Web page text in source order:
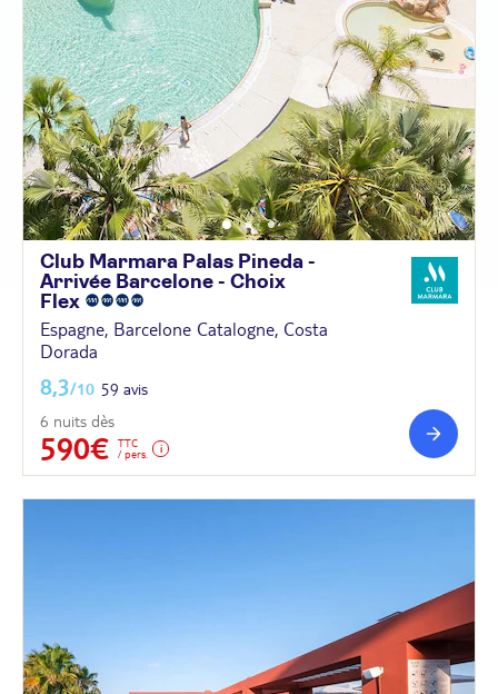
Club Marmara Palas Pineda -
Arrivée Barcelone - Choix
Flex
Espagne, Barcelone Catalogne, Costa
Dorada
8,3/10 59 avis
6 nuits dès
590€
TTC
/ pers.